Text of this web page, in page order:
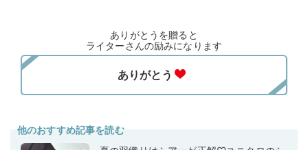
ありがとうを贈ると
ライターさんの励みになります
他のおすすめ記事を読む